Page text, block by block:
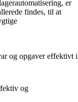
er
findes, til at
og opgaver effektivt i
og